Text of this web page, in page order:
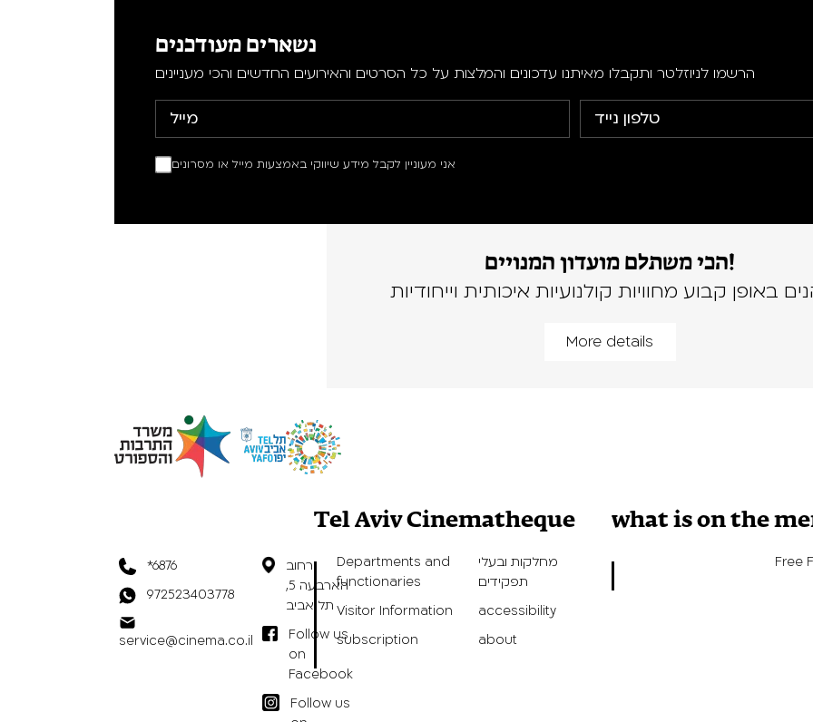
נשארים מעודכנים
הרשמו לניוזלטר ותקבלו מאיתנו עדכונים והמלצות על כל הסרטים והאירועים החדשים והכי מעניינים
אני מעוניין לקבל מידע שיווקי באמצעות מייל או מסרונים
הכי משתלם מועדון המנויים!
באופן קבוע מחוויות קולנועיות איכותית וייחודיות
More details
*6876
972523403778
service@cinema.co.il
רחוב
הארבעה 5,
תל אביב
Follow us
on
Facebook
Follow us
Tel Aviv Cinematheque
Departments and
functionaries
מחלקות ובעלי
תפקידים
Visitor Information
accessibility
subscription
about
what is on the
Free